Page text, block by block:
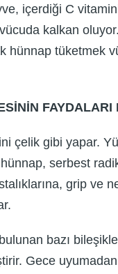
içerdiği C
kalkan
hünnap tüketmek
FAYDALARI
çelik gibi yapar.
serbest
grip ve
bazı
Gece